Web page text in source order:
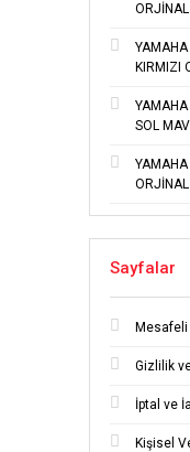
KIRMIZI
SOL
Sayfalar
Mesafeli
Gizlilik
İptal ve
Kişisel